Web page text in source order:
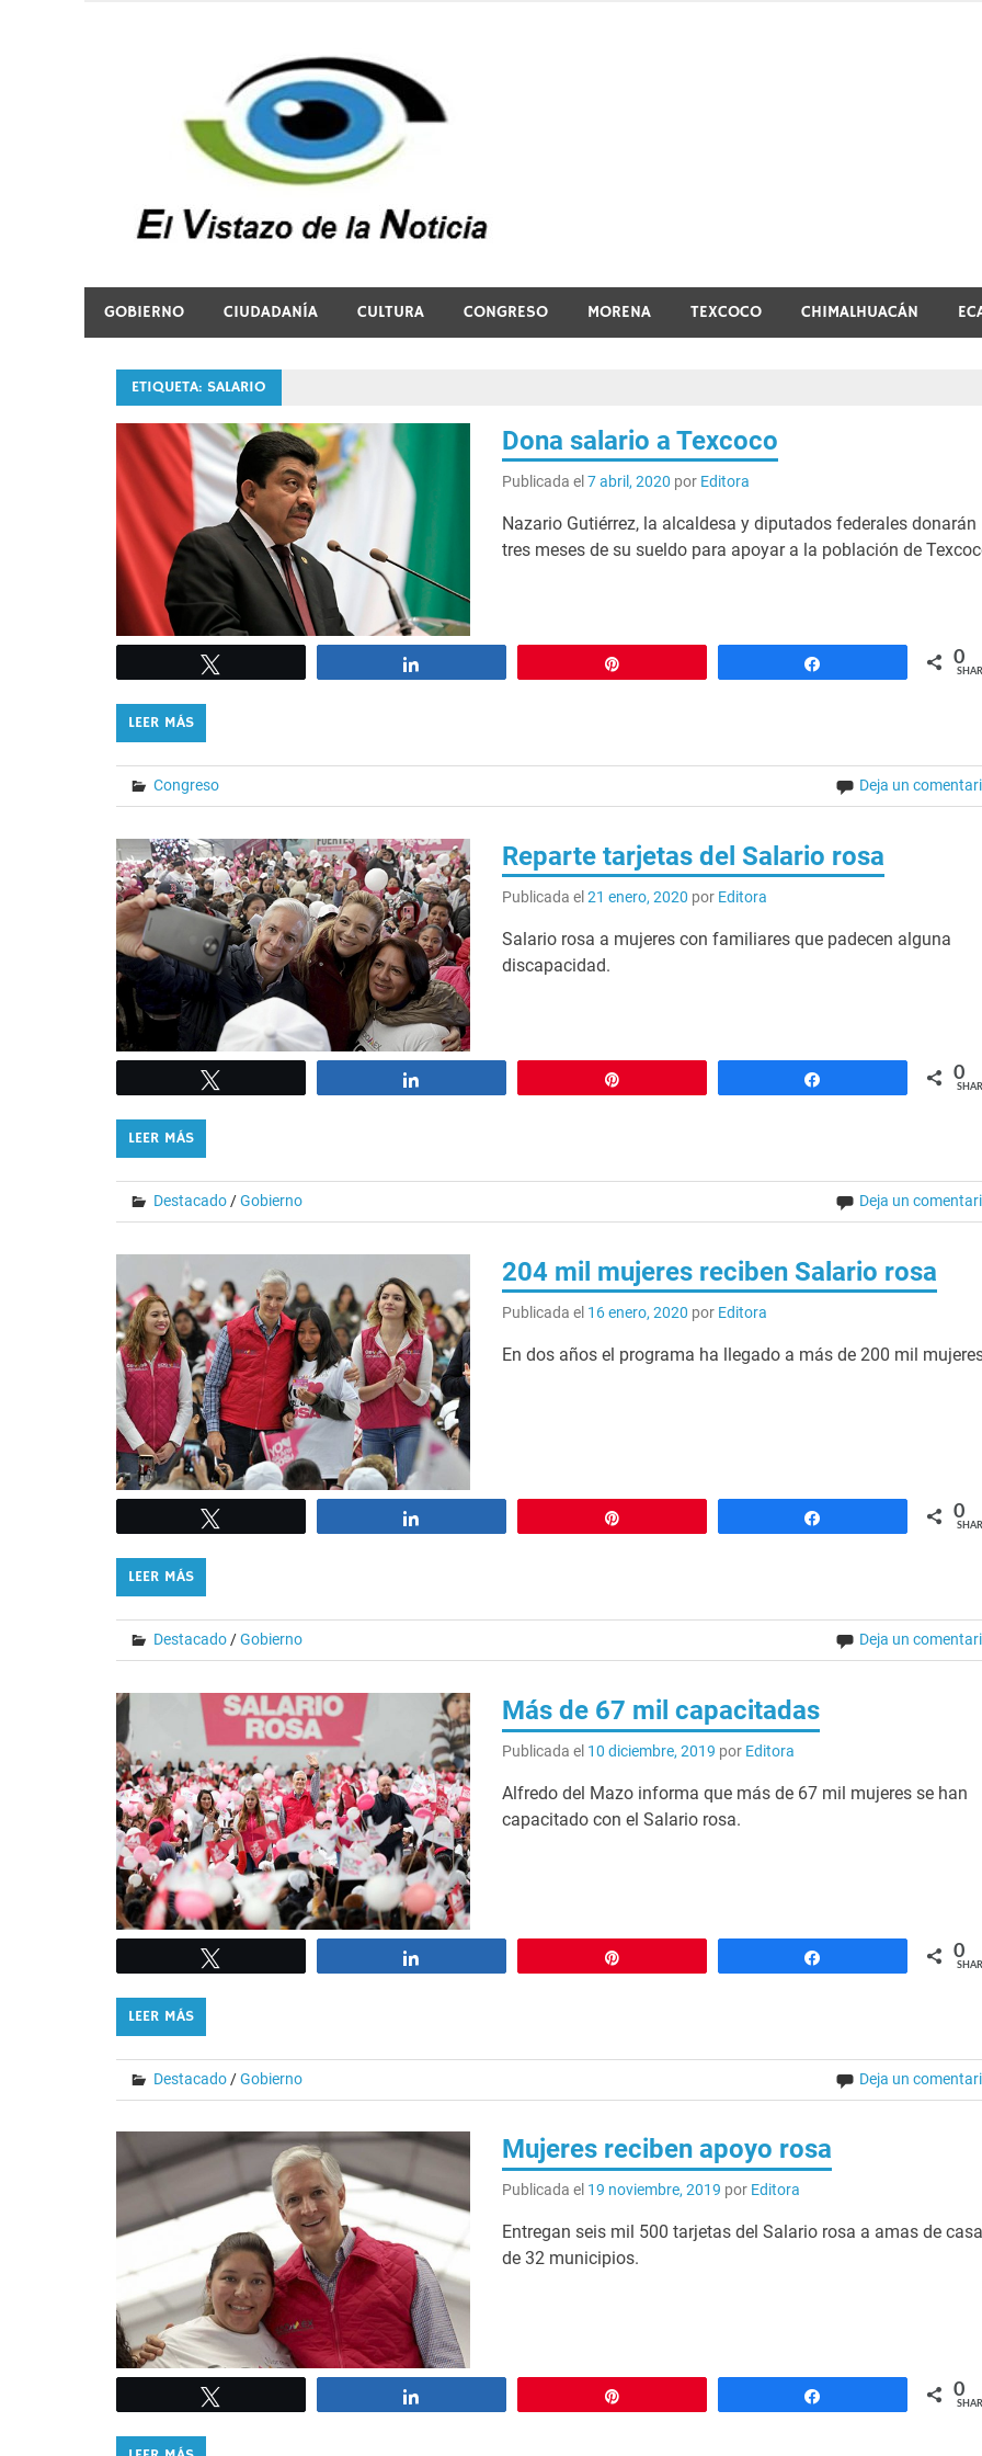
GOBIERNO CIUDADANÍA CULTURA CONGRESO MORENA TEXCOCO CHIMALHUACÁN
ETIQUETA: SALARIO
Dona salario a Texcoco
Publicada el7 abril, 2020 por Editora
Nazario Gutiérrez, la alcaldesa y diputados federales donarán
tres meses de su sueldo para apoyar a la población de
0
LEER MÁS
Congreso Deja un
Reparte tarjetas del Salario rosa
Publicada el21 enero, 2020 por Editora
Salario rosa a mujeres con familiares que padecen alguna
discapacidad.
0
LEER MÁS
Destacado/Gobierno Deja un
204 mil mujeres reciben Salario rosa
Publicada el 16 enero, 2020 por Editora
En dos años el programa ha llegado a más de 200 mil
0
LEER MÁS
Destacado/Gobierno Deja un
Más de 67 mil capacitadas
Publicada el 10 diciembre, 2019 por Editora
Alfredo del Mazo informa que más de 67 mil mujeres se han
capacitado con el Salario rosa.
0
LEER MÁS
Destacado/Gobierno Deja un
Mujeres reciben apoyo rosa
Publicada el 19 noviembre, 2019 por Editora
Entregan seis mil 500 tarjetas del Salario rosa a amas de casa
de 32 municipios.
0